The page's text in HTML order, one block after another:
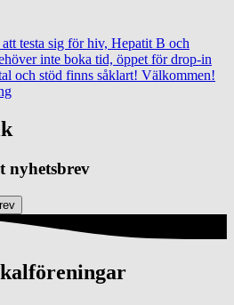
testa sig för hiv, Hepatit B och
inte boka tid, öppet för drop-in
och stöd finns såklart! Välkommen!
nyhetsbrev